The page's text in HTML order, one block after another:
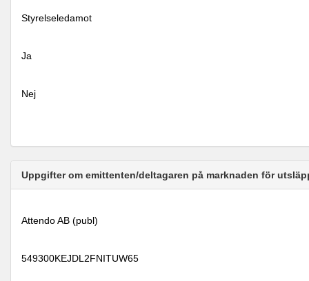
Styrelseledamot
Ja
Nej
Uppgifter om emittenten/deltagaren på marknaden för
Attendo AB (publ)
549300KEJDL2FNITUW65